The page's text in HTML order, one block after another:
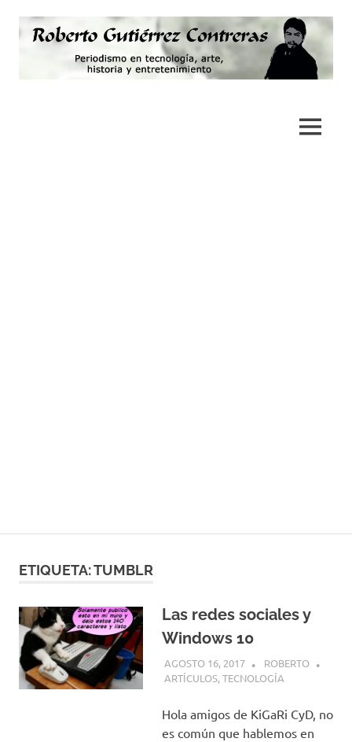
contenido
MENÚ
ETIQUETA:TUMBLR
Las redes sociales y
Windows 10
AGOSTO 16, 2017
ROBERTO
ARTÍCULOS,TECNOLOGÍA
Hola amigos de KiGaRi CyD, no
es común que hablemos en